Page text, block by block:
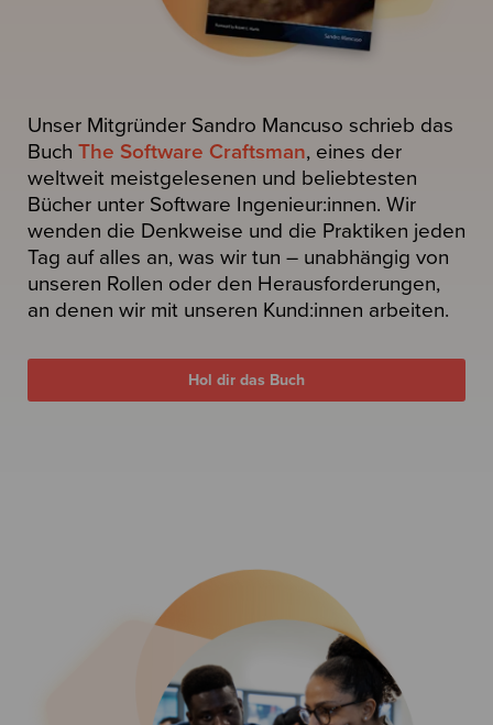
Unser Mitgründer Sandro Mancuso schrieb das
Buch The Software Craftsman, eines der
weltweit meistgelesenen und beliebtesten
Bücher unter Software Ingenieur:innen. Wir
wenden die Denkweise und die Praktiken jeden
Tag auf alles an, was wir tun – unabhängig von
unseren Rollen oder den Herausforderungen,
an denen wir mit unseren Kund:innen arbeiten.
Hol dir das Buch